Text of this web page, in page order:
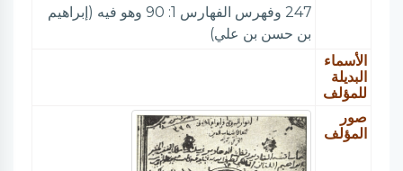
247 وفهرس الفهارس 1: 90 وهو فيه (إبراهيم
بن حسن بن علي)
الأسماء
البديلة
للمؤلف
صور
المؤلف